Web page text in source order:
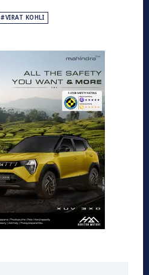
#VIRAT KOHLI